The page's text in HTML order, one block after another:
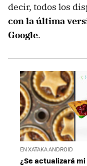
decir, todos los
con la última
Google.
EN XATAKA ANDROID
¿Se actualizará